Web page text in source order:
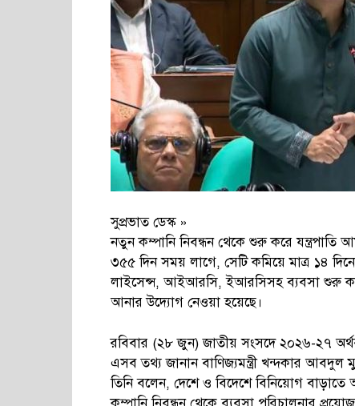
সুপ্রভাত ডেস্ক »
নতুন কম্পানি নিবন্ধন থেকে শুরু করে যন্ত্রপাতি
৩৫৫ দিন সময় লাগে, সেটি কমিয়ে মাত্র ১৪
লাইসেন্স, আইআরসি, ইআরসিসহ ব্যবসা শুরু
আনার উদ্যোগ নেওয়া হয়েছে।
রবিবার (২৮ জুন) জাতীয় সংসদে ২০২৬-২৭
এসব তথ্য জানান বাণিজ্যমন্ত্রী খন্দকার আবদুল
তিনি বলেন, দেশে ও বিদেশে বিনিয়োগ